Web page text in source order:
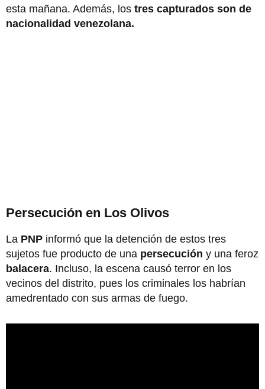
esta mañana. Además, los tres capturados son de
nacionalidad venezolana.
Persecución en Los Olivos
La PNP informó que la detención de estos tres
sujetos fue producto de una persecución y una feroz
balacera. Incluso, la escena causó terror en los
vecinos del distrito, pues los criminales los habrían
amedrentado con sus armas de fuego.